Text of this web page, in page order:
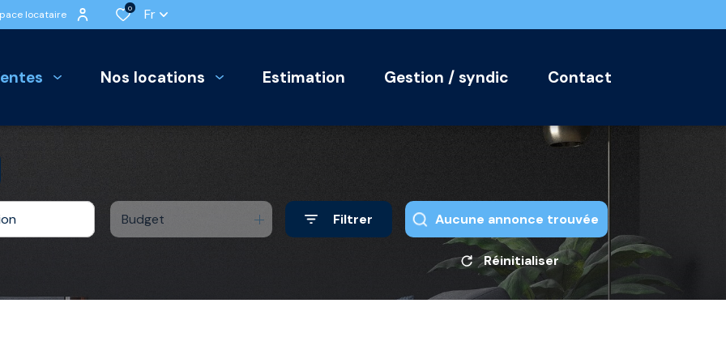
locataire
0 Fr
ventes nos locations estimation gestion / syndic contact
Budget Filtrer Aucune annonce trouvée
Réinitialiser